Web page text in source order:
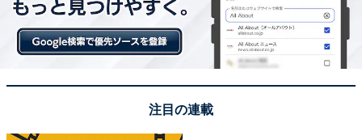
出品者の在庫がなくなるのは、上記のような二重出品を
注目の連載